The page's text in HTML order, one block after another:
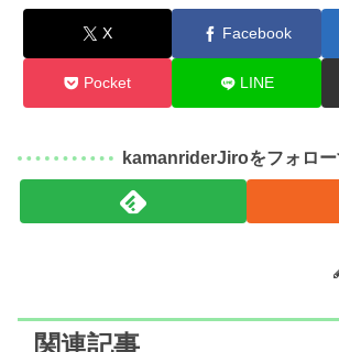
X Facebook
Pocket LINE
kamanriderJiroをフォロー
関連記事